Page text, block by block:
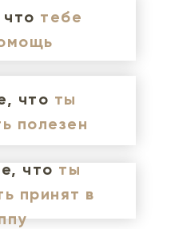
тебе
что ты
полезен
чтоты
принят в